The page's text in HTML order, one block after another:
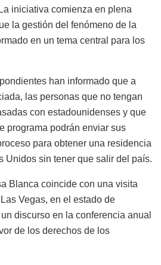
iniciativa comienza en plena
la gestión del fenómeno de la
en un tema central para los
han informado que a
las personas que no tengan
con estadounidenses y que
programa podrán enviar sus
para obtener una residencia
Unidos sin tener que salir del país.
Blanca coincide con una visita
Vegas, en el estado de
discurso en la conferencia anual
de los derechos de los